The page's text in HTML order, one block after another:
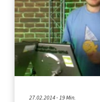
27.02.2014 - 19 Min.